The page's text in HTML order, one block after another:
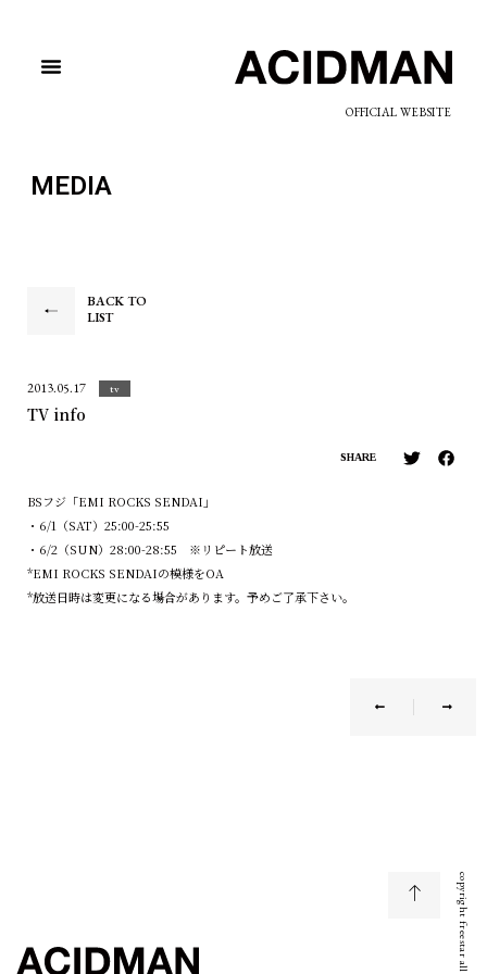
OFFICIAL WEBSITE
MEDIA
BACK TO
LIST
2013.05.17 tv
TV info
SHARE
BSフジ「EMI ROCKS SENDAI」
・6/1（SAT）25:00-25:55
・6/2（SUN）28:00-28:55 ※リピート放送
*EMI ROCKS SENDAIの模様をOA
*放送日時は変更になる場合があります。予めご了承下さい。